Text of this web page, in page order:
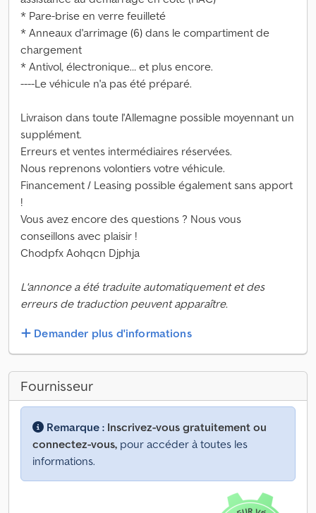
* Pare-brise en verre feuilleté
* Anneaux d'arrimage (6) dans le compartiment de
chargement
* Antivol, électronique… et plus encore.
----Le véhicule n'a pas été préparé.
Livraison dans toute l'Allemagne possible moyennant un
supplément.
Erreurs et ventes intermédiaires réservées.
Nous reprenons volontiers votre véhicule.
Financement / Leasing possible également sans apport
!
Vous avez encore des questions ? Nous vous
conseillons avec plaisir !
Chodpfx Aohqcn Djphja
L'annonce a été traduite automatiquement et des
erreurs de traduction peuvent apparaître.
Demander plus d'informations
Fournisseur
Remarque : Inscrivez-vous gratuitement ou
connectez-vous, pour accéder à toutes les
informations.